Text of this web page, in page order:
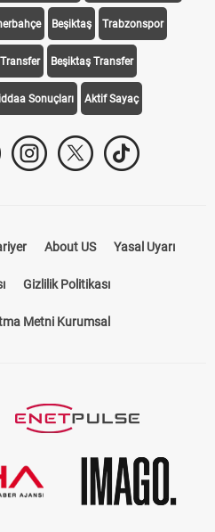
Beşiktaş Trabzonspor
Beşiktaş Transfer
iddaa Sonuçları Aktif Sayaç
About US Yasal Uyarı
Gizlilik Politikası
Metni Kurumsal